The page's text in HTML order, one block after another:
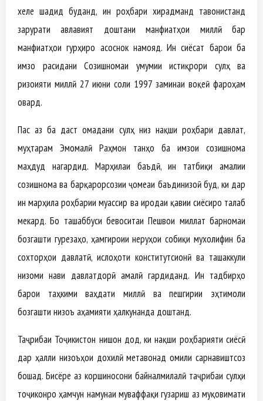
хеле шадид буданд, ин роҳбари хирадманд тавонистанд
зарурати авлавият доштани манфиатҳои миллӣ бар
манфиатҳои гурӯҳиро асоснок намояд. Ин сиёсат барои ба
имзо расидани Созишномаи умумии истиқрори сулҳ ва
ризоияти миллӣ 27 июни соли 1997 заминаи воқеӣ фароҳам
овард.
Пас аз ба даст омадани сулҳ низ нақши роҳбари давлат,
муҳтарам Эмомалӣ Раҳмон танҳо ба имзои созишнома
маҳдуд нагардид. Марҳилаи баъдӣ, ин татбиқи амалии
созишнома ва барқарорсозии ҷомеаи баъдинизоӣ буд, ки дар
ин марҳила роҳбарии муассир ва иродаи қавии сиёсиро талаб
мекард. Бо ташаббуси бевоситаи Пешвои миллат барномаи
бозгашти гурезаҳо, ҳамгироии неруҳои собиқи мухолифин ба
сохторҳои давлатӣ, ислоҳоти конститутсионӣ ва ташаккули
низоми нави давлатдорӣ амалӣ гардиданд. Ин тадбирҳо
барои таҳкими ваҳдати миллӣ ва пешгирии эҳтимоли
бозгашти низоъ аҳамияти ҳалкунанда доштанд.
Таҷрибаи Тоҷикистон нишон дод, ки нақши роҳбарияти сиёсӣ
дар ҳалли низоъҳои дохилӣ метавонад омили сарнавиштсоз
бошад. Бисёре аз коршиносони байналмилалӣ таҷрибаи сулҳи
тоҷиконро ҳамчун намунаи муваффақи гузариш аз муқовимати